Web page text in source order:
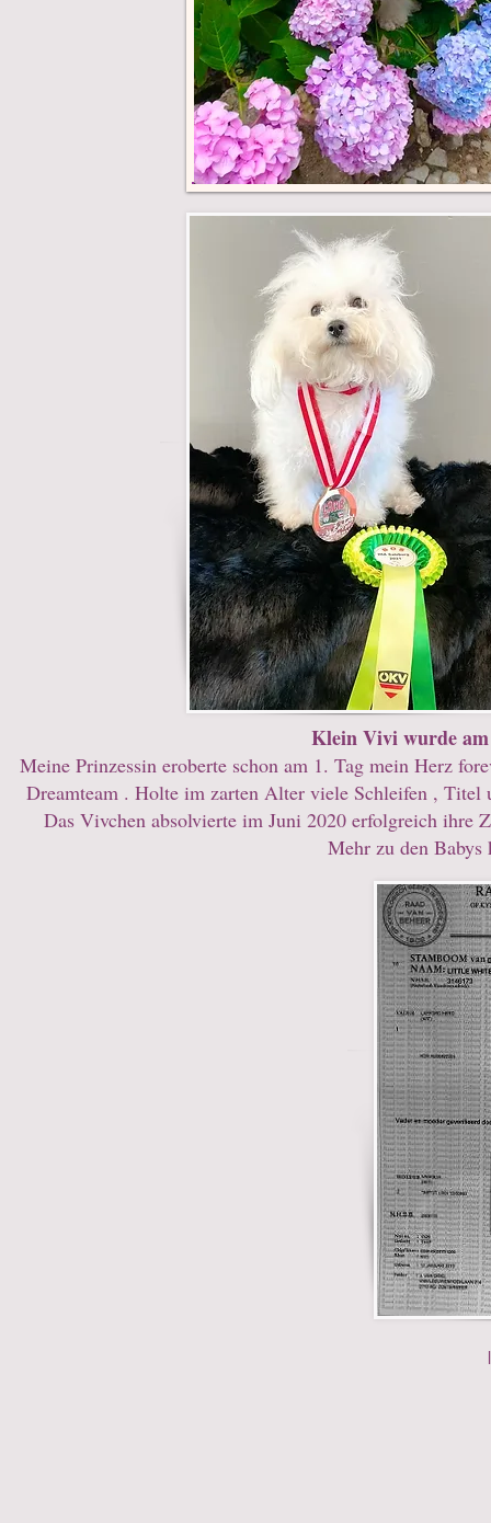
Klein Vivi wurde am
Meine Prinzessin eroberte schon am 1. Tag mein Herz
Dreamteam . Holte im zarten Alter viele Schleifen , Titel
Das Vivchen absolvierte im Juni 2020 erfolgreich ihre
Mehr zu den